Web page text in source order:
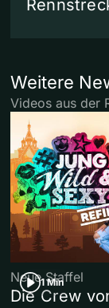
Weitere
Videos aus der
1 Min
Neue Staffel
Die Crew